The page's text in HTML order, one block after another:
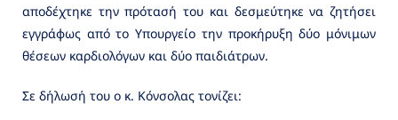
αποδέχτηκε την πρότασή του και δεσμεύτηκε να ζητήσει
εγγράφως από το Υπουργείο την προκήρυξη δύο μόνιμων
θέσεων καρδιολόγων και δύο παιδιάτρων.
Σε δήλωσή του ο κ. Κόνσολας τονίζει: